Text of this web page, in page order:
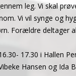
leg. Vi skal
Vi vil synge og
Forældre deltager
17.30 i Hallen
Hansen og Ida